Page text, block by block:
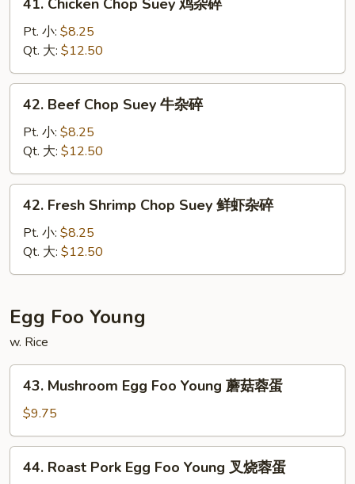
Chicken
Chop
Suey
鸡
杂
41. Chicken Chop Suey 鸡杂碎
Pt. 小: $8.25
Qt. 大: $12.50
Beef
Chop
Suey
牛
杂
42. Beef Chop Suey 牛杂碎
Pt. 小: $8.25
Qt. 大: $12.50
Fresh
Shrimp
Chop
Suey
虾
杂
碎
42. Fresh Shrimp Chop Suey 鲜虾杂碎
Pt. 小: $8.25
Qt. 大: $12.50
Egg Foo Young
w. Rice
Mushroom
Egg
Foo
Young
43. Mushroom Egg Foo Young 蘑菇蓉蛋
$9.75
Roast
44. Roast Pork Egg Foo Young 叉烧蓉蛋